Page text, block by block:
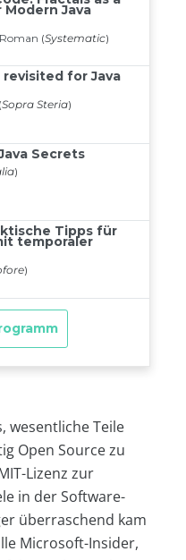
wesentliche Teile
Open Source zu
Lizenz zur
in der Software-
überraschend kam
Microsoft-Insider,